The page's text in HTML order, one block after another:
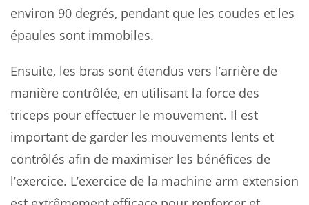
environ 90 degrés, pendant que les coudes et les
épaules sont immobiles.
Ensuite, les bras sont étendus vers l’arrière de
manière contrôlée, en utilisant la force des
triceps pour effectuer le mouvement. Il est
important de garder les mouvements lents et
contrôlés afin de maximiser les bénéfices de
l’exercice. L’exercice de la machine arm extension